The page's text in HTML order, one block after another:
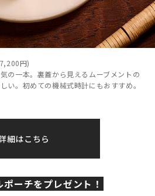
円)
の一本。裏蓋から見えるムーブメントの
い。初めての機械式時計にもおすすめ。
細はこちら
ーチをプレゼント！